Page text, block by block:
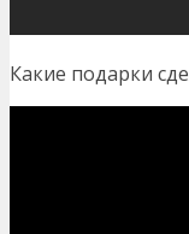
Какие подарки